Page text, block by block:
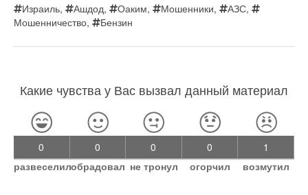
Израиль, Ашдод, Оаким, Мошенники, АЗС,
Мошенничество, Бензин
Какие чувства у Вас вызвал данный материал
0
развеселил
0
обрадовал
0
не тронул
0
огорчил
1
возмутил